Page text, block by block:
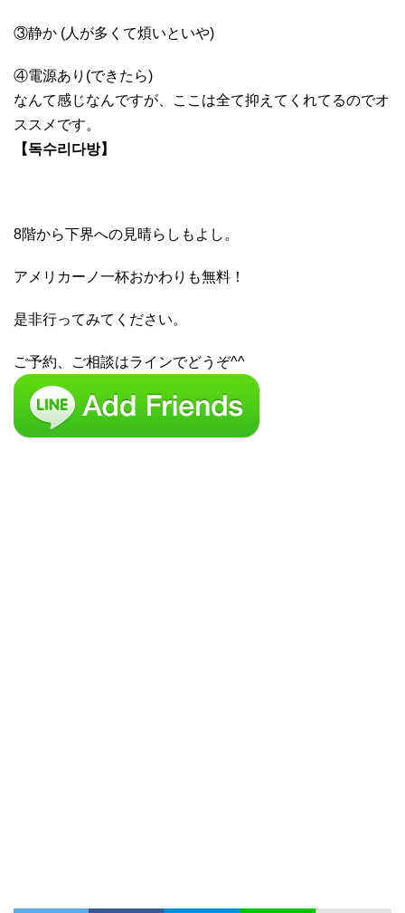
③静か (人が多くて煩いといや)
④電源あり(できたら)
なんて感じなんですが、ここは全て抑えてくれてるのでオ
ススメです。
【독수리다방】
8階から下界への見晴らしもよし。
アメリカーノ一杯おかわりも無料！
是非行ってみてください。
ご予約、ご相談はラインでどうぞ^^